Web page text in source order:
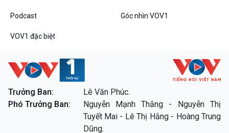
Podcast Góc nhìn VOV1
VOV1 đặc biệt
Trưởng Ban:
Lê Văn Phúc.
Phó Trưởng Ban:
Nguyễn Mạnh Thắng - Nguyễn Thị
Tuyết Mai - Lê Thị Hằng - Hoàng Trung
Dũng.